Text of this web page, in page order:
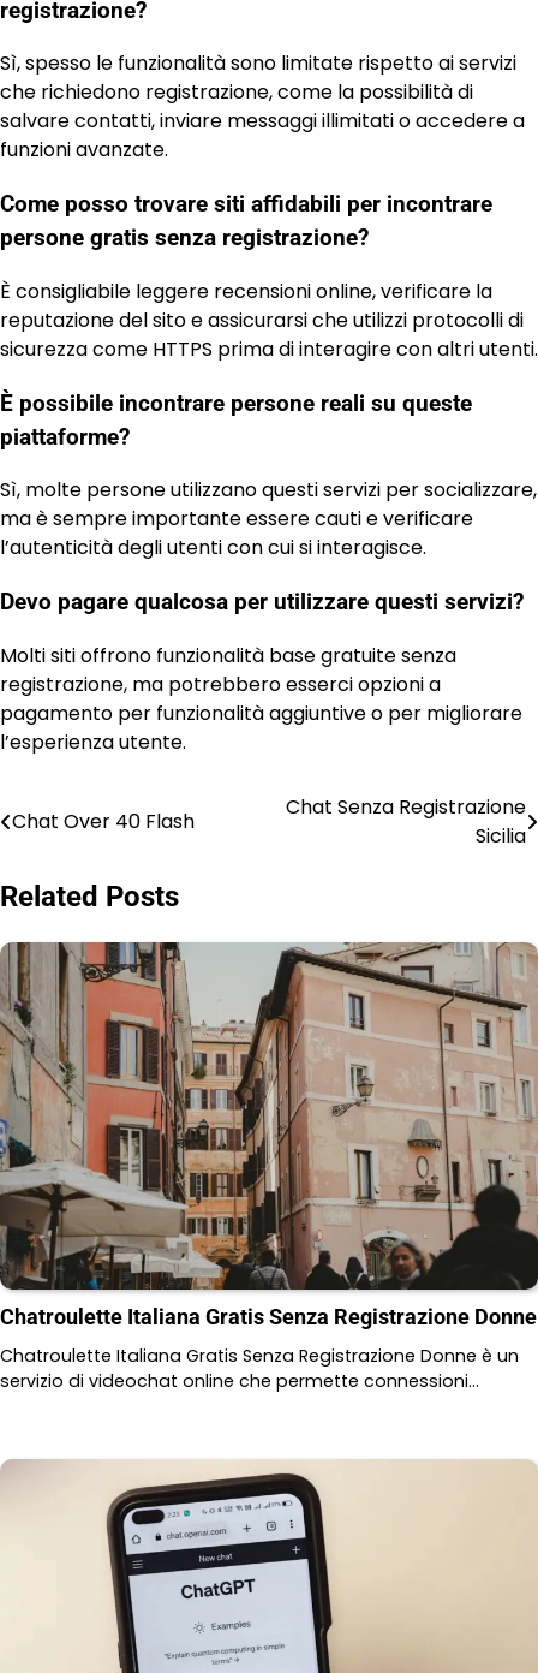
registrazione?
Sì, spesso le funzionalità sono limitate rispetto ai servizi
che richiedono registrazione, come la possibilità di
salvare contatti, inviare messaggi illimitati o accedere a
funzioni avanzate.
Come posso trovare siti affidabili per incontrare
persone gratis senza registrazione?
È consigliabile leggere recensioni online, verificare la
reputazione del sito e assicurarsi che utilizzi protocolli di
sicurezza come HTTPS prima di interagire con altri utenti.
È possibile incontrare persone reali su queste
piattaforme?
Sì, molte persone utilizzano questi servizi per socializzare,
ma è sempre importante essere cauti e verificare
l’autenticità degli utenti con cui si interagisce.
Devo pagare qualcosa per utilizzare questi servizi?
Molti siti offrono funzionalità base gratuite senza
registrazione, ma potrebbero esserci opzioni a
pagamento per funzionalità aggiuntive o per migliorare
l’esperienza utente.
Post
Chat Over 40 Flash
Chat Senza Registrazione
Sicilia
Related Posts
Chatroulette Italiana Gratis Senza Registrazione Donne
Chatroulette Italiana Gratis Senza Registrazione Donne è un
servizio di videochat online che permette connessioni…